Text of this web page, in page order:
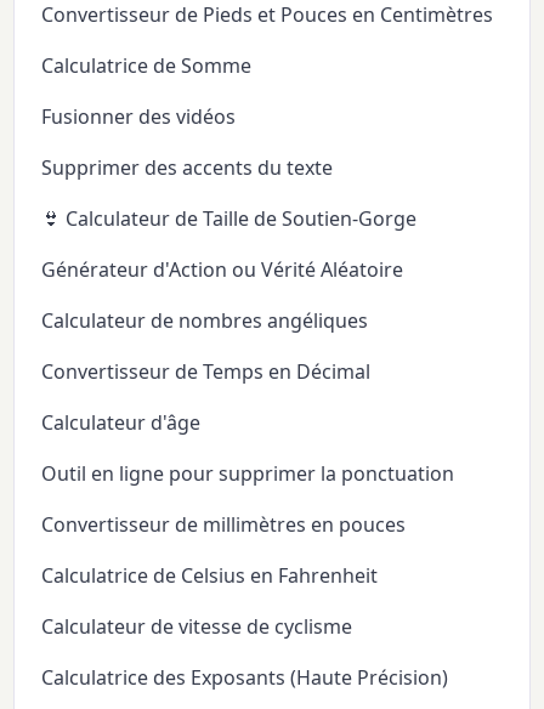
Convertisseur de Pieds et Pouces en Centimètres
Calculatrice de Somme
Fusionner des vidéos
Supprimer des accents du texte
👙 Calculateur de Taille de Soutien-Gorge
Générateur d'Action ou Vérité Aléatoire
Calculateur de nombres angéliques
Convertisseur de Temps en Décimal
Calculateur d'âge
Outil en ligne pour supprimer la ponctuation
Convertisseur de millimètres en pouces
Calculatrice de Celsius en Fahrenheit
Calculateur de vitesse de cyclisme
Calculatrice des Exposants (Haute Précision)